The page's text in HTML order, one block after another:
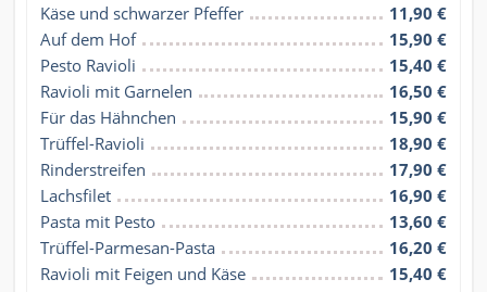
Käse und schwarzer Pfeffer
11,90 €
Auf dem Hof
15,90 €
Pesto Ravioli
15,40 €
Ravioli mit Garnelen
16,50 €
Für das Hähnchen
15,90 €
Trüffel-Ravioli
18,90 €
Rinderstreifen
17,90 €
Lachsfilet
16,90 €
Pasta mit Pesto
13,60 €
Trüffel-Parmesan-Pasta
16,20 €
Ravioli mit Feigen und Käse
15,40 €